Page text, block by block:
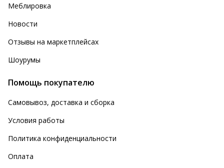
Меблировка
Новости
Отзывы на маркетплейсах
Шоурумы
Помощь покупателю
Самовывоз, доставка и сборка
Условия работы
Политика конфиденциальности
Оплата